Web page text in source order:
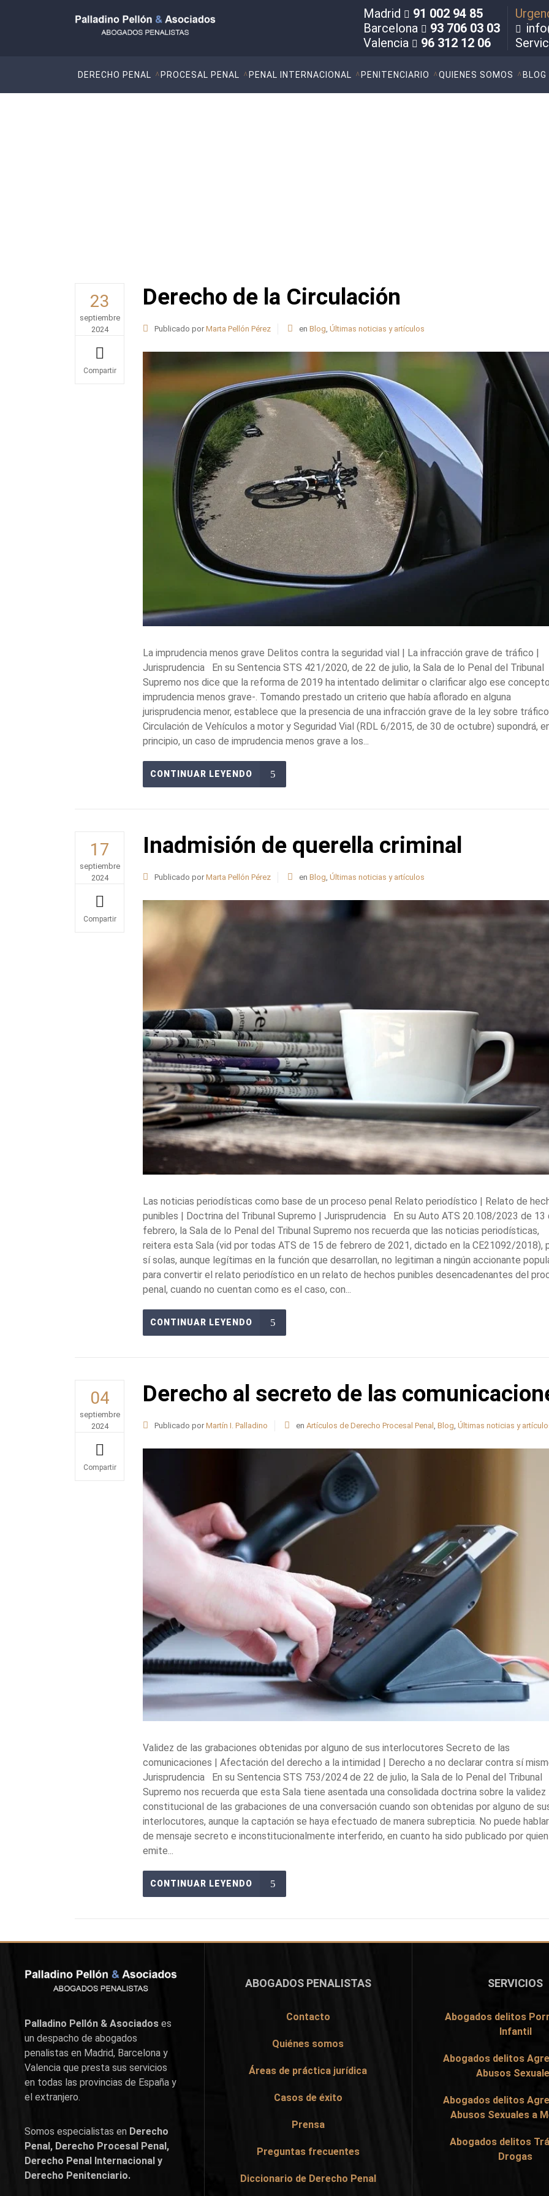
Madrid
91 002 94 85
Barcelona
93 706 03 03
Valencia
96 312 12 06
DERECHO PENAL PROCESAL PENAL PENAL INTERNACIONAL PENITENCIARIO QUIENES SOMOS BLOG
23
septiembre
2024
Derecho de la Circulación
Publicado por Marta Pellón Pérez en Blog, Últimas noticias y artículos
La imprudencia menos grave Delitos contra la seguridad vial | La infracción grave de tráfico |
Jurisprudencia En su Sentencia STS 421/2020, de 22 de julio, la Sala de lo Penal del Tribunal
Supremo nos dice que la reforma de 2019 ha intentado delimitar o clarificar algo ese
imprudencia menos grave-. Tomando prestado un criterio que había aflorado en alguna
jurisprudencia menor, establece que la presencia de una infracción grave de la ley sobre
Circulación de Vehículos a motor y Seguridad Vial (RDL 6/2015, de 30 de octubre) supondrá,
principio, un caso de imprudencia menos grave a los...
CONTINUAR LEYENDO
17
septiembre
2024
Inadmisión de querella criminal
Publicado por Marta Pellón Pérez en Blog, Últimas noticias y artículos
Las noticias periodísticas como base de un proceso penal Relato periodístico | Relato de
punibles | Doctrina del Tribunal Supremo | Jurisprudencia En su Auto ATS 20.108/2023 de 13
febrero, la Sala de lo Penal del Tribunal Supremo nos recuerda que las noticias periodísticas,
reitera esta Sala (vid por todas ATS de 15 de febrero de 2021, dictado en la CE21092/2018),
sí solas, aunque legítimas en la función que desarrollan, no legitiman a ningún accionante
para convertir el relato periodístico en un relato de hechos punibles desencadenantes del
penal, cuando no cuentan como es el caso, con...
CONTINUAR LEYENDO
04
septiembre
2024
Derecho al secreto de las
Publicado por Martín I. Palladino en Artículos de Derecho Procesal Penal , Blog, Últimas noticias y
Validez de las grabaciones obtenidas por alguno de sus interlocutores Secreto de las
comunicaciones | Afectación del derecho a la intimidad | Derecho a no declarar contra sí
Jurisprudencia En su Sentencia STS 753/2024 de 22 de julio, la Sala de lo Penal del Tribunal
Supremo nos recuerda que esta Sala tiene asentada una consolidada doctrina sobre la validez
constitucional de las grabaciones de una conversación cuando son obtenidas por alguno de
interlocutores, aunque la captación se haya efectuado de manera subrepticia. No puede
de mensaje secreto e inconstitucionalmente interferido, en cuanto ha sido publicado por
emite...
CONTINUAR LEYENDO
Palladino Pellón & Asociados es
un despacho de abogados
penalistas en Madrid, Barcelona y
Valencia que presta sus servicios
en todas las provincias de España y
el extranjero.
Somos especialistas en Derecho
Penal, Derecho Procesal Penal,
Derecho Penal Internacional y
Derecho Penitenciario.
ABOGADOS PENALISTAS
Contacto
Quiénes somos
Áreas de práctica jurídica
Casos de éxito
Prensa
Preguntas frecuentes
Diccionario de Derecho Penal
SERVICIOS
Abogados delitos
Infantil
Abogados delitos
Abusos
Abogados delitos
Abusos Sexuales a
Abogados delitos
Drogas